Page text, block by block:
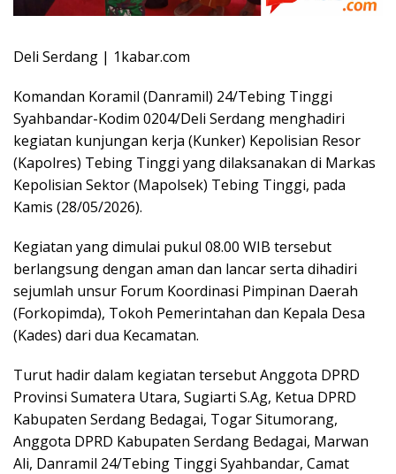
Deli Serdang | 1kabar.com
Komandan Koramil (Danramil) 24/Tebing Tinggi
Syahbandar-Kodim 0204/Deli Serdang menghadiri
kegiatan kunjungan kerja (Kunker) Kepolisian Resor
(Kapolres) Tebing Tinggi yang dilaksanakan di Markas
Kepolisian Sektor (Mapolsek) Tebing Tinggi, pada
Kamis (28/05/2026).
Kegiatan yang dimulai pukul 08.00 WIB tersebut
berlangsung dengan aman dan lancar serta dihadiri
sejumlah unsur Forum Koordinasi Pimpinan Daerah
(Forkopimda), Tokoh Pemerintahan dan Kepala Desa
(Kades) dari dua Kecamatan.
Turut hadir dalam kegiatan tersebut Anggota DPRD
Provinsi Sumatera Utara, Sugiarti S.Ag, Ketua DPRD
Kabupaten Serdang Bedagai, Togar Situmorang,
Anggota DPRD Kabupaten Serdang Bedagai, Marwan
Ali, Danramil 24/Tebing Tinggi Syahbandar, Camat